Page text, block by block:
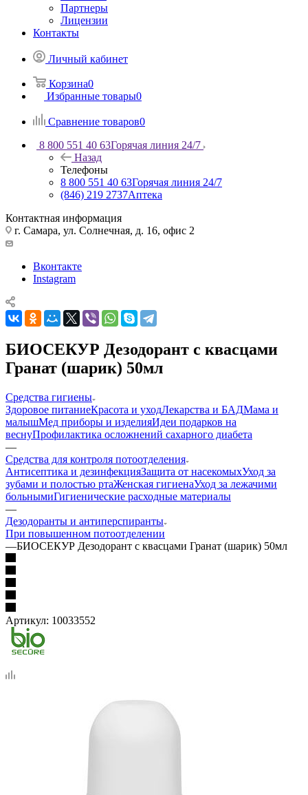
Партнеры
Лицензии
Контакты
Личный кабинет
Корзина0
Избранные товары0
Сравнение товаров0
8 800 551 40 63Горячая линия 24/7
Назад
Телефоны
8 800 551 40 63Горячая линия 24/7
(846) 219 2737Аптека
Контактная информация
г. Самара, ул. Солнечная, д. 16, офис 2
Вконтакте
Instagram
БИОСЕКУР Дезодорант с квасцами
Гранат (шарик) 50мл
Средства гигиены
Здоровое питаниеКрасота и уходЛекарства и БАДМама и
малышМед приборы и изделияИдеи подарков на
веснуПрофилактика осложнений сахарного диабета
—
Средства для контроля потоотделения
Антисептика и дезинфекцияЗащита от насекомыхУход за
зубами и полостью ртаЖенская гигиенаУход за лежачими
больнымиГигиенические расходные материалы
—
Дезодоранты и антиперспиранты
При повышенном потоотделении
—БИОСЕКУР Дезодорант с квасцами Гранат (шарик) 50мл
Артикул: 10033552